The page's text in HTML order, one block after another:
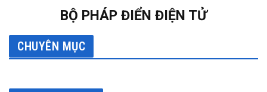
BỘ PHÁP ĐIỂN ĐIỆN TỬ
CHUYÊN MỤC